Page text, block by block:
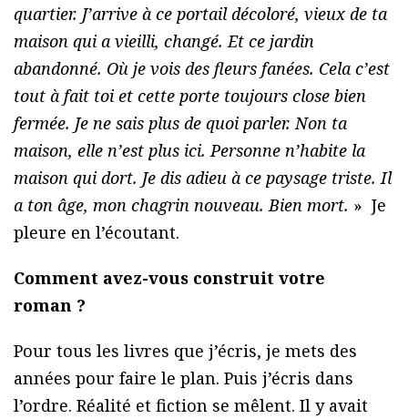
quartier. J’arrive à ce portail décoloré, vieux de ta
maison qui a vieilli, changé. Et ce jardin
abandonné. Où je vois des fleurs fanées. Cela c’est
tout à fait toi et cette porte toujours close bien
fermée. Je ne sais plus de quoi parler. Non ta
maison, elle n’est plus ici. Personne n’habite la
maison qui dort. Je dis adieu à ce paysage triste. Il
a ton âge, mon chagrin nouveau. Bien mort. » Je
pleure en l’écoutant.
Comment avez-vous construit votre
roman ?
Pour tous les livres que j’écris, je mets des
années pour faire le plan. Puis j’écris dans
l’ordre. Réalité et fiction se mêlent. Il y avait